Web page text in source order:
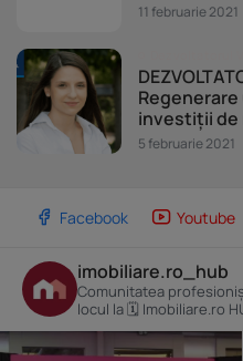
11 februarie 2021
investiții de
5 februarie 2021
Facebook Youtube
imobiliare.ro_hub
Comunitatea
locul la 🗓 Imobiliare.ro